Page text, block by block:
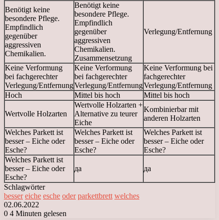
Benötigt keine
besondere Pflege.
Empfindlich
gegenüber
aggressiven
Chemikalien.
Benötigt keine
besondere Pflege.
Empfindlich
gegenüber
aggressiven
Chemikalien.
Zusammensetzung
Verlegung/Entfernung
Keine Verformung
bei fachgerechter
Verlegung/Entfernung
Keine Verformung
bei fachgerechter
Verlegung/Entfernung
Keine Verformung bei
fachgerechter
Verlegung/Entfernung
Hoch
Mittel bis hoch Mittel bis hoch
Wertvolle Holzarten
Wertvolle Holzarten +
Alternative zu teurer
Eiche
Kombinierbar mit
anderen Holzarten
Welches Parkett ist
besser – Eiche oder
Esche?
Welches Parkett ist
besser – Eiche oder
Esche?
Welches Parkett ist
besser – Eiche oder
Esche?
Welches Parkett ist
besser – Eiche oder
Esche?
да да
Schlagwörter
besser eiche esche oder parkettbrett welches
02.06.2022
0 4 Minuten gelesen